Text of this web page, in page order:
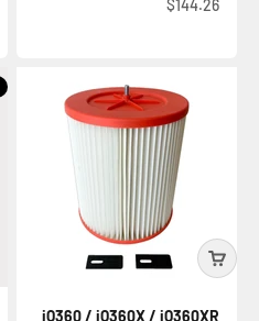
السعر بعد الخصم
$144.26
iQ360 / iQ360X / iQ360XR